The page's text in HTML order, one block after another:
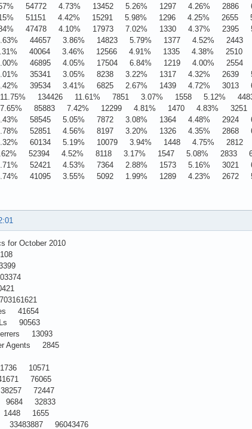
54772 4.73% 13452 5.26% 1297 4.26% 2886
51151 4.42% 15291 5.98% 1296 4.25% 2655
47478 4.10% 17973 7.02% 1330 4.37% 2395
44657 3.86% 14823 5.79% 1377 4.52% 2443
40064 3.46% 12566 4.91% 1335 4.38% 2510
46895 4.05% 17504 6.84% 1219 4.00% 2554
35341 3.05% 8238 3.22% 1317 4.32% 2639
39534 3.41% 6825 2.67% 1439 4.72% 3013
134426 11.61% 7851 3.07% 1558 5.12%
85883 7.42% 12299 4.81% 1470 4.83% 3251
58545 5.05% 7872 3.08% 1364 4.48% 2924
52851 4.56% 8197 3.20% 1326 4.35% 2868
60134 5.19% 10079 3.94% 1448 4.75% 2812
52394 4.52% 8118 3.17% 1547 5.08% 2833
52421 4.53% 7364 2.88% 1573 5.16% 3021
41095 3.55% 5092 1.99% 1289 4.23% 2672
for October 2010
41654
90563
13093
Agents 2845
10571
76065
72447
9684 32833
1448 1655
33483887 96043476